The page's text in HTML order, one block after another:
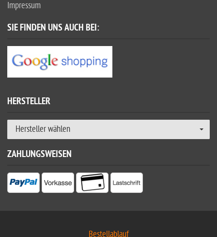
Impressum
SIE FINDEN UNS AUCH BEI:
HERSTELLER
Hersteller wählen
ZAHLUNGSWEISEN
Bestellablauf